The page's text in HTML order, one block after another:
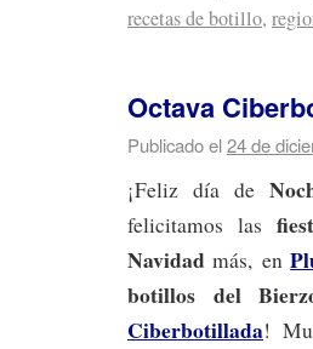
recetas de botillo,
Octava
Publicado el24 de
¡Feliz día de
felicitamos las
Navidad más, en
botillos del
Ciberbotillada!